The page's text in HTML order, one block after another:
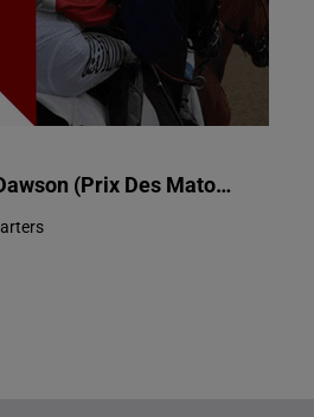
Prix Maurice Bruère Dawson (Prix Des Matoutous)